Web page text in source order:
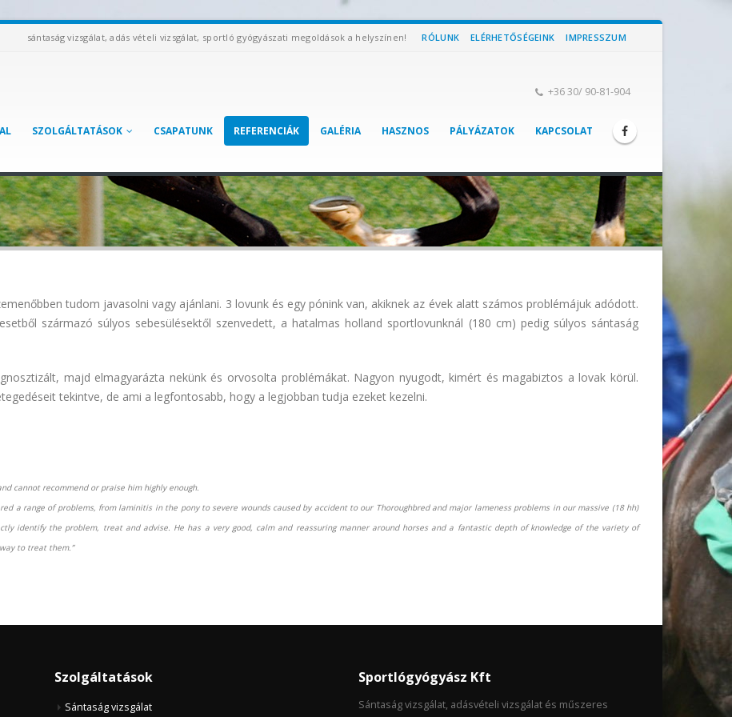
sántaság vizsgálat, adás vételi vizsgálat, sportló gyógyászati megoldások a helyszínen! RÓLUNK ELÉRHETŐSÉGEINK IMPRESSZUM
+36 30/ 90-81-904
SZOLGÁLTATÁSOK CSAPATUNK REFERENCIÁK GALÉRIA HASZNOS PÁLYÁZATOK KAPCSOLAT
tudom javasolni vagy ajánlani. 3 lovunk és egy pónink van, akiknek az évek alatt számos problémájuk adódott.
származó súlyos sebesülésektől szenvedett, a hatalmas holland sportlovunknál (180 cm) pedig súlyos sántaság
majd elmagyarázta nekünk és orvosolta problémákat. Nagyon nyugodt, kimért és magabiztos a lovak körül.
tekintve, de ami a legfontosabb, hogy a legjobban tudja ezeket kezelni.
cannot recommend or praise him highly enough.
a range of problems, from laminitis in the pony to severe wounds caused by accident to our Thoroughbred and major lameness problems in our massive (18 hh)
identify the problem, treat and advise. He has a very good, calm and reassuring manner around horses and a fantastic depth of knowledge of the variety of
to treat them.”
Szolgáltatások
Sántaság vizsgálat
Sportlógyógyász Kft
Sántaság vizsgálat, adásvételi vizsgálat és műszeres